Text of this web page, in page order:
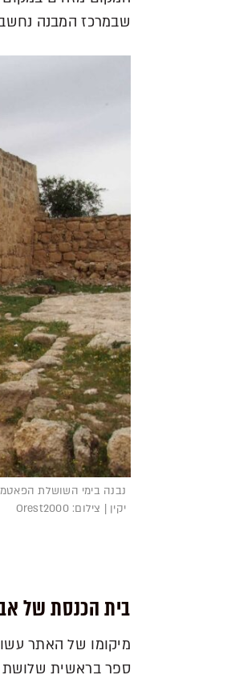
שבמרכז המבנה
נבנה בימי השושלת
יקין | צילום: Orest2000
בית הכנסת של
מיקומו של האתר
ספר בראשית שלושת